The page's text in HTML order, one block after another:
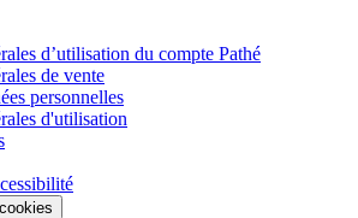
d’utilisation du compte Pathé
de vente
personnelles
d'utilisation